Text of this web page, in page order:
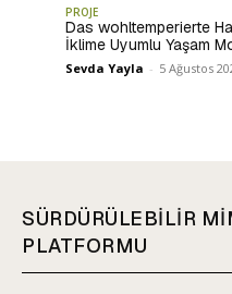
PROJE
Das wohltemperierte
İklime Uyumlu Yaşam
Sevda Yayla - 5 Ağustos
SÜRDÜRÜLEBİLİR
PLATFORMU